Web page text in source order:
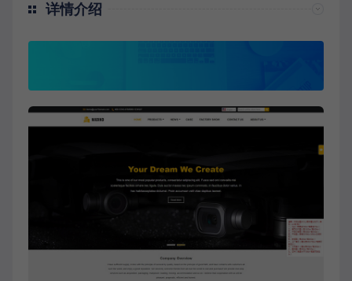
详情介绍